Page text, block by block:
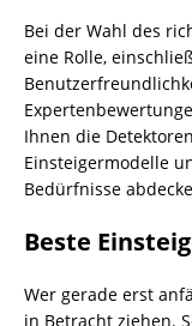
Bei der Wahl des
eine Rolle,
Ihnen die
Einsteigermodelle
Bedürfnisse
Beste
Wer gerade erst
in Betracht ziehen.